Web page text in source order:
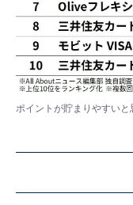
ポイントが貯まりやすい